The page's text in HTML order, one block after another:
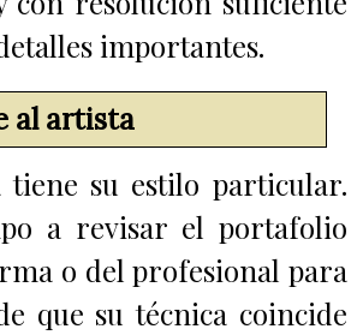
importantes.
al artista
tiene su estilo particular.
a revisar el portafolio
o del profesional para
que su técnica coincide